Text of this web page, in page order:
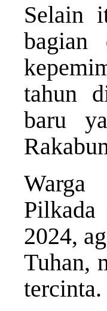
Selain
bagian
tahun
baru
Warga
2024,
Tuhan,
tercinta.